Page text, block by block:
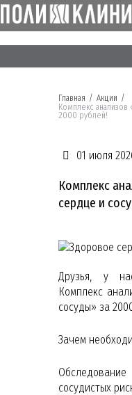
Главная / Акции /
Комплекс
2000 рублей!
01 июля
Комплекс
сердце и
Друзья, у
Комплекс
сосуды» за
Зачем
сосудистых